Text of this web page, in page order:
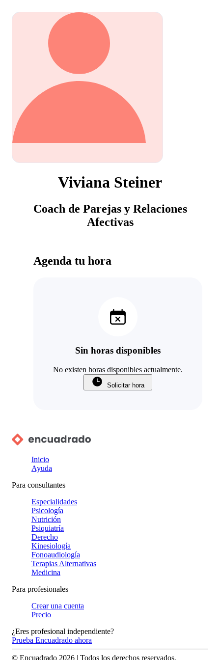
Viviana Steiner
Coach de Parejas y Relaciones
Afectivas
Agenda tu hora
Sin horas disponibles
No existen horas disponibles actualmente.
Solicitar hora
Inicio
Ayuda
Para consultantes
Especialidades
Psicología
Nutrición
Psiquiatría
Derecho
Kinesiología
Fonoaudiología
Terapias Alternativas
Medicina
Para profesionales
Crear una cuenta
Precio
¿Eres profesional independiente?
Prueba Encuadrado ahora
© Encuadrado 2026 | Todos los derechos reservados.